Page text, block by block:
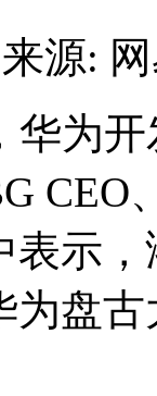
来源:
为开
CEO
表示
为盘